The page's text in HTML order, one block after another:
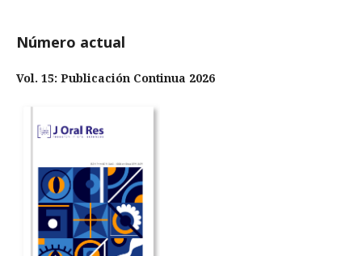
Número actual
Vol. 15: Publicación Continua 2026